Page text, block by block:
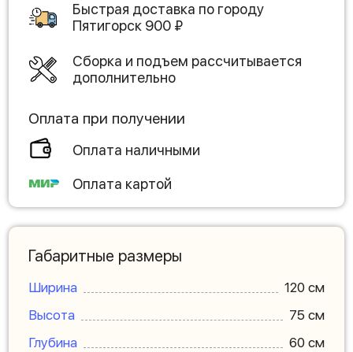
Быстрая доставка по городу
Пятигорск 900 ₽
Сборка и подъем рассчитывается
дополнительно
Оплата при получении
Оплата наличными
Оплата картой
Габаритные размеры
Ширина
120 см
Высота
75 см
Глубина
60 см